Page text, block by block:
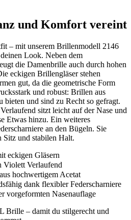
und Komfort vereint
– mit unserem Brillenmodell 2146
Look. Neben dem
die Damenbrille auch durch hohen
eckigen Brillengläser stehen
gut, da die geometrische Form
und robust: Brillen aus
bieten und sind zu Recht so gefragt.
sitzt leicht auf der Nase und
Etwas hinzu. Ein weiteres
an den Bügeln. Sie
Sitz und stabilen Halt.
eckigen Gläsern
Violett Verlaufend
hochwertigem Acetat
dank flexibler Federscharniere
vorgeformten Nasenauflage
Brille – damit du stilgerecht und